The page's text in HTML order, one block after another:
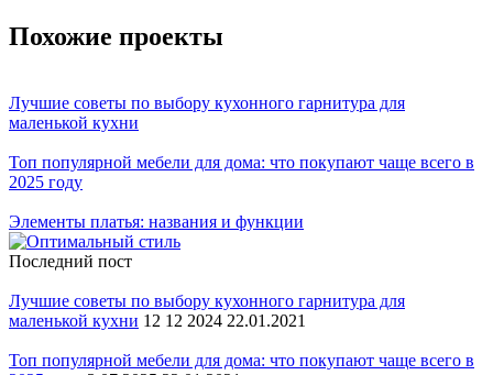
Похожие проекты
Лучшие советы по выбору кухонного гарнитура для
маленькой кухни
Топ популярной мебели для дома: что покупают чаще всего в
2025 году
Элементы платья: названия и функции
Последний пост
Лучшие советы по выбору кухонного гарнитура для
маленькой кухни 12 12 2024 22.01.2021
Топ популярной мебели для дома: что покупают чаще всего в